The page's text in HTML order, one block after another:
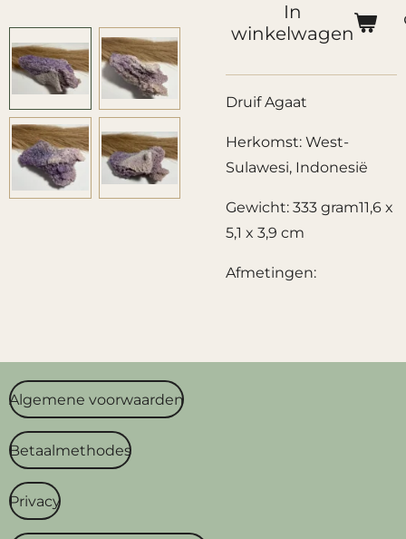
In
winkelwagen
Druif Agaat
Herkomst: West-
Sulawesi, Indonesië
Gewicht: 333 gram11,6 x
5,1 x 3,9 cm
Afmetingen:
Algemene voorwaarden
Betaalmethodes
Privacy